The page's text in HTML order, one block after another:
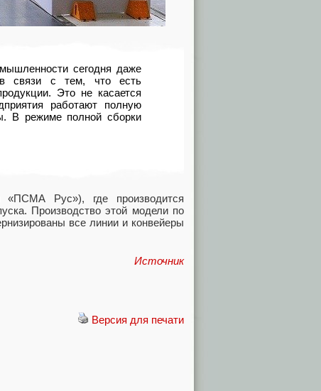
сегодня даже
в связи с тем, что есть
Это не касается
работают полную
В режиме полной сборки
«ПСМА Рус»), где производится
Производство этой модели по
все линии и конвейеры
Источник
Версия для печати